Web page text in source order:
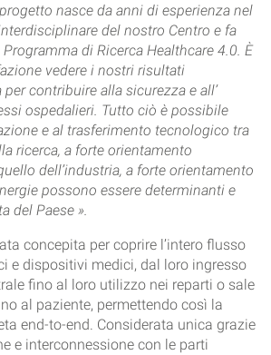
nasce da anni di esperienza nel
del nostro Centro e fa
di Ricerca Healthcare 4.0. È
vedere i nostri risultati
contribuire alla sicurezza e all’
ospedalieri. Tutto ciò è possibile
e al trasferimento tecnologico tra
ricerca, a forte orientamento
dell’industria, a forte orientamento
possono essere determinanti e
del Paese ».
concepita per coprire l’intero flusso
e dispositivi medici, dal loro ingresso
fino al loro utilizzo nei reparti o sale
al paziente, permettendo così la
end-to-end. Considerata unica grazie
e interconnessione con le parti